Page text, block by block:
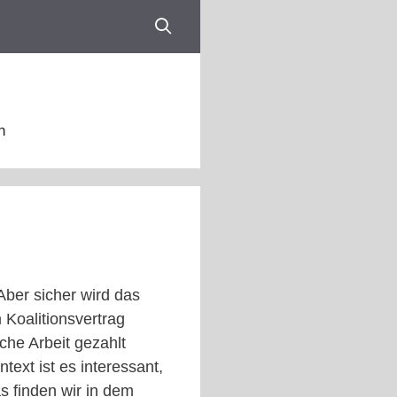
sicher wird das
Arbeit gezahlt
ist es interessant,
finden wir in dem